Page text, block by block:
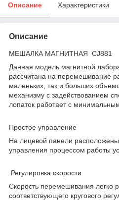
Описание Характеристики
Описание
МЕШАЛКА МАГНИТНАЯ CJ881
Данная модель магнитной
рассчитана на перемешивание
маленьких, так и больших
механизму с задействованием
лопаток работает с
Простое управление
На лицевой панели
управления процессом работы
Регулировка скорости
Скорость перемешивания легко
соответствующего кругового